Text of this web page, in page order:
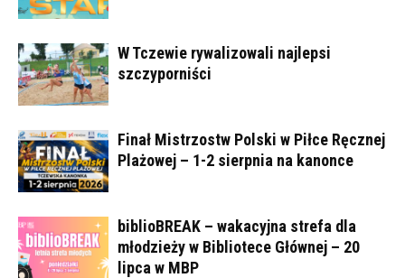
W Tczewie rywalizowali najlepsi
szczyporniści
Finał Mistrzostw Polski w Piłce Ręcznej
Plażowej – 1-2 sierpnia na kanonce
biblioBREAK – wakacyjna strefa dla
młodzieży w Bibliotece Głównej – 20
lipca w MBP